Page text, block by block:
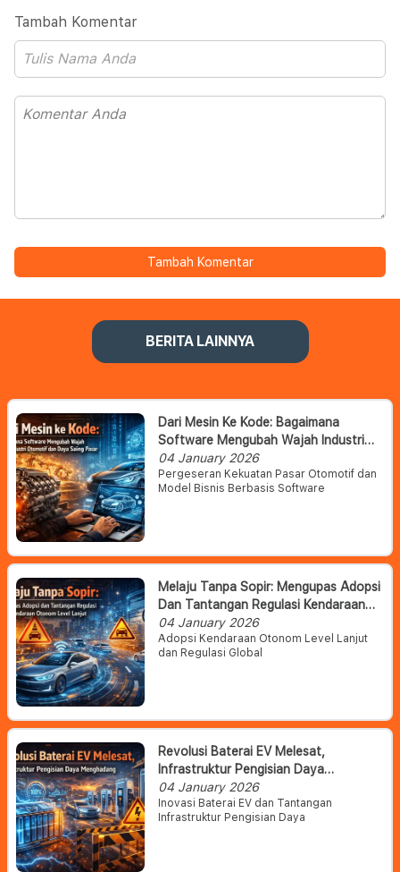
Tambah Komentar
Tambah Komentar
BERITA LAINNYA
Dari Mesin Ke Kode: Bagaimana
Software Mengubah Wajah Industri
Otomotif Dan Daya Saing Pasar
04 January 2026
Pergeseran Kekuatan Pasar Otomotif dan
Model Bisnis Berbasis Software
Melaju Tanpa Sopir: Mengupas Adopsi
Dan Tantangan Regulasi Kendaraan
Otonom Level Lanjut
04 January 2026
Adopsi Kendaraan Otonom Level Lanjut
dan Regulasi Global
Revolusi Baterai EV Melesat,
Infrastruktur Pengisian Daya
Menghadang
04 January 2026
Inovasi Baterai EV dan Tantangan
Infrastruktur Pengisian Daya